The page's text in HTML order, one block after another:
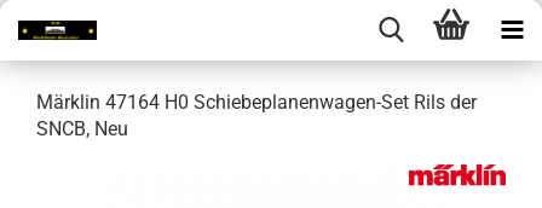
Märklin 47164 H0 Schiebeplanenwagen-Set Rils der
SNCB, Neu